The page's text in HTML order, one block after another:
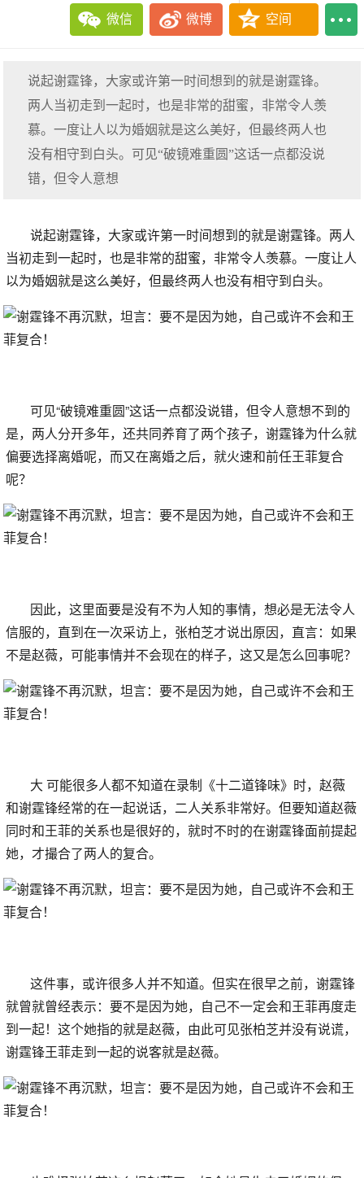
微信 微博 空间
说起谢霆锋，大家或许第一时间想到的就是谢霆锋。
两人当初走到一起时，也是非常的甜蜜，非常令人羡
慕。一度让人以为婚姻就是这么美好，但最终两人也
没有相守到白头。可见“破镜难重圆”这话一点都没说
错，但令人意想
说起谢霆锋，大家或许第一时间想到的就是谢霆锋。两人
当初走到一起时，也是非常的甜蜜，非常令人羡慕。一度让人
以为婚姻就是这么美好，但最终两人也没有相守到白头。
可见“破镜难重圆”这话一点都没说错，但令人意想不到的
是，两人分开多年，还共同养育了两个孩子，谢霆锋为什么就
偏要选择离婚呢，而又在离婚之后，就火速和前任王菲复合
呢？
因此，这里面要是没有不为人知的事情，想必是无法令人
信服的，直到在一次采访上，张柏芝才说出原因，直言：如果
不是赵薇，可能事情并不会现在的样子，这又是怎么回事呢？
大 可能很多人都不知道在录制《十二道锋味》时，赵薇
和谢霆锋经常的在一起说话，二人关系非常好。但要知道赵薇
同时和王菲的关系也是很好的，就时不时的在谢霆锋面前提起
她，才撮合了两人的复合。
这件事，或许很多人并不知道。但实在很早之前，谢霆锋
就曾就曾经表示：要不是因为她，自己不一定会和王菲再度走
到一起！这个她指的就是赵薇，由此可见张柏芝并没有说谎，
谢霆锋王菲走到一起的说客就是赵薇。